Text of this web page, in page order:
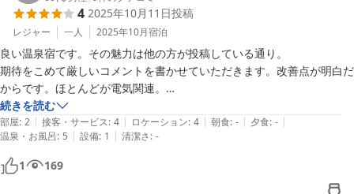
2025-11-04
4 2025年10月11日投稿
レジャー 一人 2025年10月宿泊
良い温泉宿です。その魅力は他の方が投稿している通り。
期待をこめて厳しいコメントを書かせていただきます。改善点が明白だ
からです。ほとんどが電気関連。
・Wi-Fiが弱くて、端の部屋には届かない
・冷蔵庫の音がうるさい
・照明が明るすぎる
・照明スイッチの位置がどれも遠く、手元にない
・カーテンが遮光になっていない
続きを読む
部屋: 2 | 接客・サービス: 4 | ロケーション: 4 | 朝食: - | 夕食: - |
温泉・お風呂: 5 | 設備: 1 | 清潔さ: -
1 169